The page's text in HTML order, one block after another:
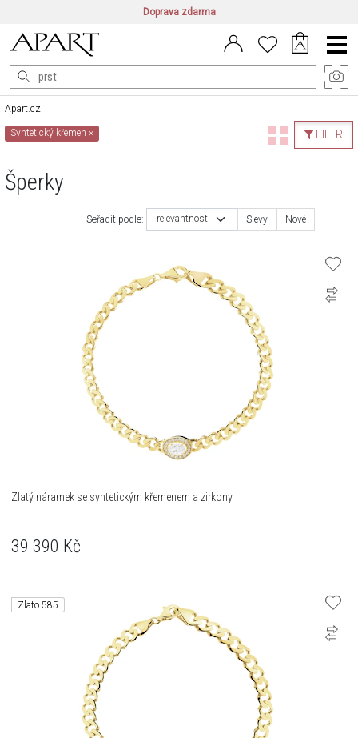
Doprava zdarma
CZ/CZK | EN/EUR PL/PLN
Main
Menu
Apart.cz
FILTR
Syntetický křemen×
Šperky
Seřadit podle: relevantnost Slevy Nové
Zlatý náramek se syntetickým křemenem a zirkony
39 390 Kč
Zlato 585